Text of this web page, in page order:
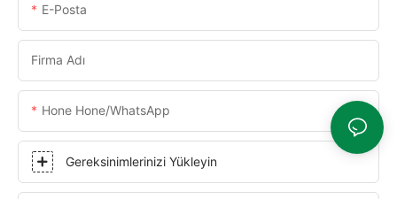
E-Posta
Firma Adı
Hone Hone/WhatsApp
Gereksinimlerinizi Yükleyin